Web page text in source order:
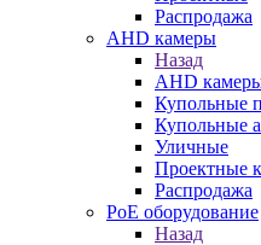
Распродажа
AHD камеры
Назад
AHD
Купольные
Купольные
Уличные
Проектные
Распродажа
PoE оборудование
Назад